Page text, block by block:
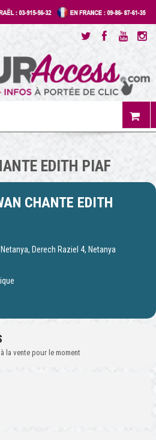
EDITH PIAF
CHANTE EDITH
, Derech Raziel 4, Netanya
la vente pour le moment